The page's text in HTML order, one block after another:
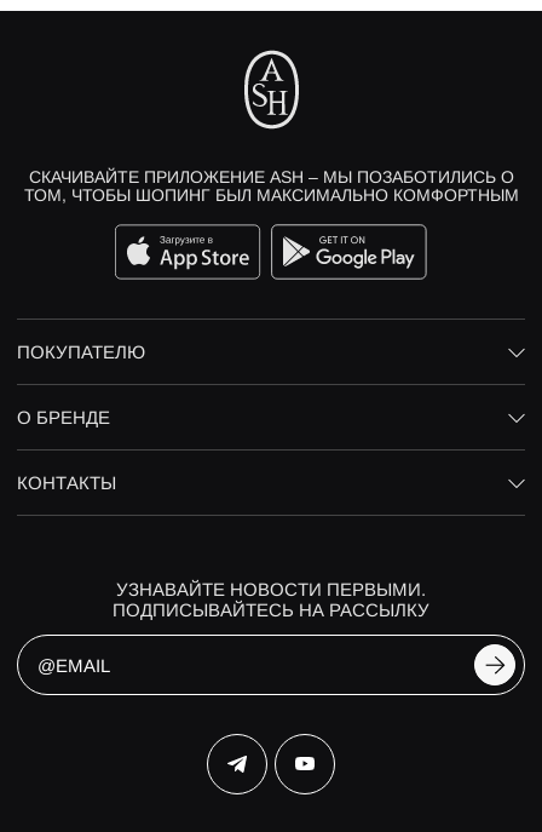
СКАЧИВАЙТЕ ПРИЛОЖЕНИЕ ASH – МЫ ПОЗАБОТИЛИСЬ О
ТОМ, ЧТОБЫ ШОПИНГ БЫЛ МАКСИМАЛЬНО КОМФОРТНЫМ
ПОКУПАТЕЛЮ
О БРЕНДЕ
КОНТАКТЫ
УЗНАВАЙТЕ НОВОСТИ ПЕРВЫМИ.
ПОДПИСЫВАЙТЕСЬ НА РАССЫЛКУ